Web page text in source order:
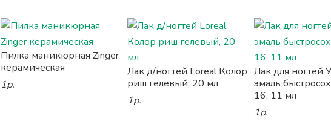
Пилка маникюрная Zinger
керамическая
1р.
Лак д/ногтей Loreal Колор
риш гелевый, 20 мл
1р.
Лак для ногтей
эмаль
16, 11 мл
1р.